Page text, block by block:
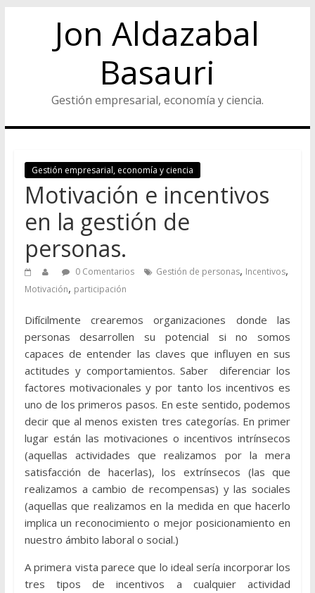
Jon Aldazabal
Basauri
Gestión empresarial, economía y ciencia.
Gestión empresarial, economía y ciencia
Motivación e incentivos
en la gestión de
personas.
0 Comentarios Gestión de personas, Incentivos,
Motivación, participación
Difícilmente crearemos organizaciones donde las
personas desarrollen su potencial si no somos
capaces de entender las claves que influyen en sus
actitudes y comportamientos. Saber diferenciar los
factores motivacionales y por tanto los incentivos es
uno de los primeros pasos. En este sentido, podemos
decir que al menos existen tres categorías. En primer
lugar están las motivaciones o incentivos intrínsecos
(aquellas actividades que realizamos por la mera
satisfacción de hacerlas), los extrínsecos (las que
realizamos a cambio de recompensas) y las sociales
(aquellas que realizamos en la medida en que hacerlo
implica un reconocimiento o mejor posicionamiento en
nuestro ámbito laboral o social.)
A primera vista parece que lo ideal sería incorporar los
tres tipos de incentivos a cualquier actividad